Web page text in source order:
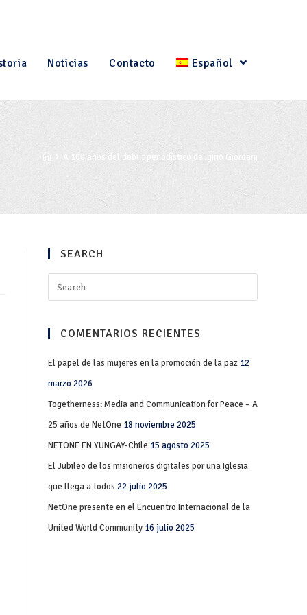
Noticias Contacto Español
A 100 años del debut periodístico de Igino Giordani
SEARCH
COMENTARIOS RECIENTES
El papel de las mujeres en la promoción de la paz 12
marzo 2026
Togetherness: Media and Communication for Peace – A
25 años de NetOne 18 noviembre 2025
NETONE EN YUNGAY-Chile 15 agosto 2025
El Jubileo de los misioneros digitales por una Iglesia
que llega a todos 22 julio 2025
NetOne presente en el Encuentro Internacional de la
United World Community 16 julio 2025